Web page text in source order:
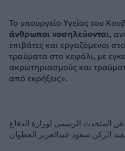
Το υπουργείο Υγείας του
άνθρωποι νοσηλεύονται,
επιβάτες και εργαζόμενοι
τραύματα στο κεφάλι, με
ακρωτηριασμούς και
από εκρήξεις».
المتحدث الرسمي لوزارة الدفاع
الركن سعود عبدالعزيز العطوان